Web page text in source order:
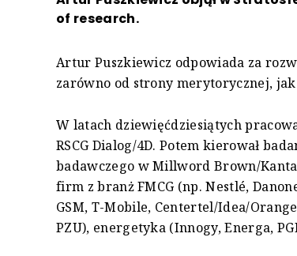
of research.
Artur Puszkiewicz odpowiada za
zarówno od strony merytorycznej,
W latach dziewięćdziesiątych
RSCG Dialog/4D. Potem kierował
badawczego w Millword Brown/
firm z branż FMCG (np. Nestlé,
GSM, T-Mobile, Centertel/Idea/
PZU), energetyka (Innogy, Energa,